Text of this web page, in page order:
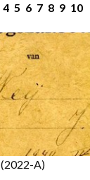
4 5 6 7 8 9 10
(2022-A)